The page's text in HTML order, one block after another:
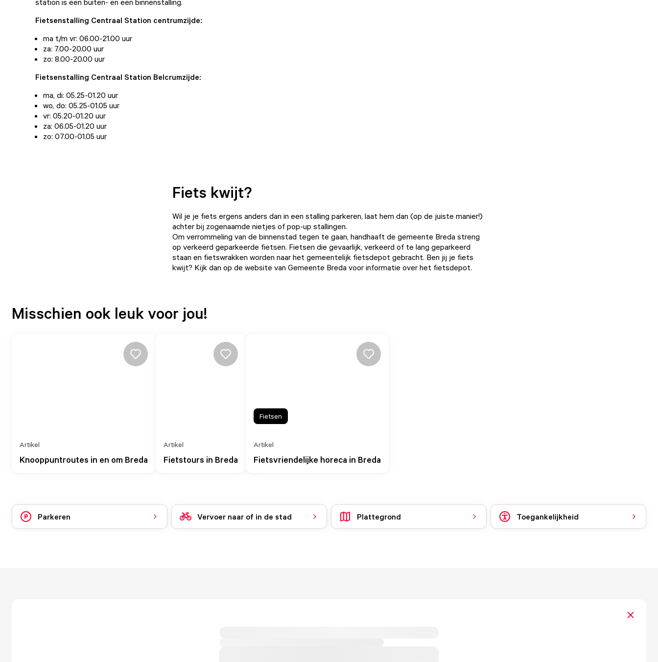
station is een buiten- en een binnenstalling.
Fietsenstalling Centraal Station centrumzijde:
ma t/m vr: 06.00-21.00 uur
za: 7.00-20.00 uur
zo: 8.00-20.00 uur
Fietsenstalling Centraal Station Belcrumzijde:
ma, di: 05.25-01.20 uur
wo, do: 05.25-01.05 uur
vr: 05.20-01.20 uur
za: 06.05-01.20 uur
zo: 07.00-01.05 uur
Fiets kwijt?
Wil je je fiets ergens anders dan in een stalling parkeren, laat hem dan (op de juiste manier!)
achter bij zogenaamde nietjes of pop-up stallingen.
Om verrommeling van de binnenstad tegen te gaan, handhaaft de gemeente Breda streng
op verkeerd geparkeerde fietsen. Fietsen die gevaarlijk, verkeerd of te lang geparkeerd
staan en fietswrakken worden naar het gemeentelijk fietsdepot gebracht. Ben jij je fiets
kwijt? Kijk dan op de website van Gemeente Breda voor informatie over het fietsdepot.
Misschien ook leuk voor jou!
Knooppuntroutes in en om Breda
Artikel
Fietstours in Breda
Artikel
Fietsvriendelijke horeca in Breda
Artikel
Fietsen
Parkeren Vervoer naar of in de stad Plattegrond Toegankelijkheid